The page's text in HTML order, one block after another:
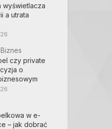
wyświetlacza
a utrata
czy private
o
w e-
– jak dobrać